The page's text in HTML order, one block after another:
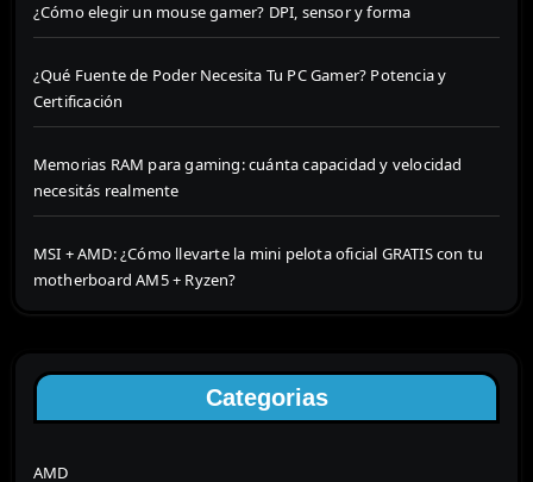
¿Cómo elegir un mouse gamer? DPI, sensor y forma
¿Qué Fuente de Poder Necesita Tu PC Gamer? Potencia y
Certificación
Memorias RAM para gaming: cuánta capacidad y velocidad
necesitás realmente
MSI + AMD: ¿Cómo llevarte la mini pelota oficial GRATIS con tu
motherboard AM5 + Ryzen?
Categorias
AMD